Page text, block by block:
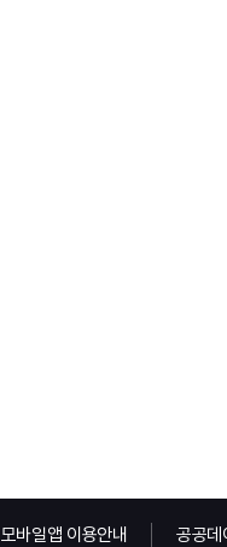
모바일앱 이용안내 공공데